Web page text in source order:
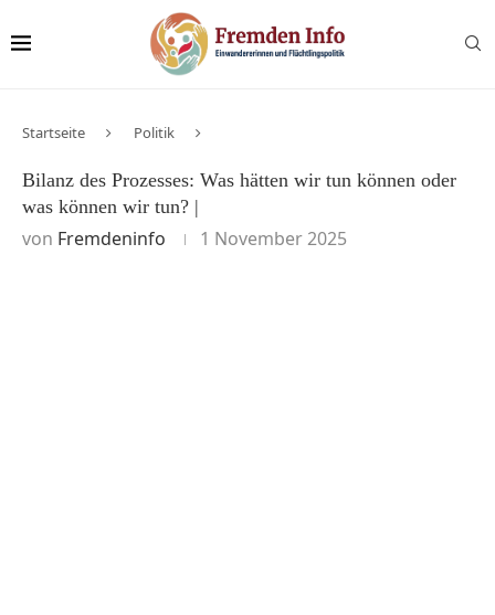
Startseite Politik
Bilanz des Prozesses: Was hätten wir tun können oder
was können wir tun? |
von Fremdeninfo 1 November 2025